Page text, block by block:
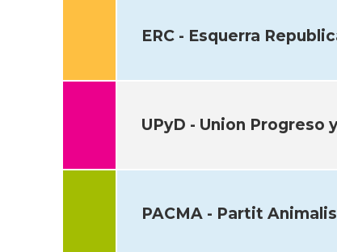
ERC - Esquerra
UPyD - Union Progreso
PACMA - Partit